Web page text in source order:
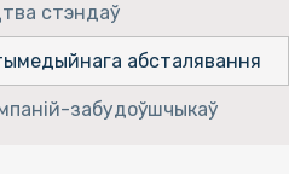
стэндаў
абсталявання
забудоўшчыкаў